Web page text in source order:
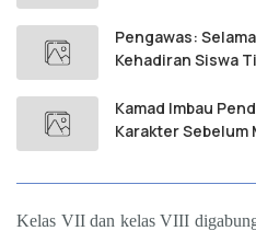
Pengawas:
Kehadiran Siswa
Kamad Imbau
Karakter Sebelum
Kelas VII dan kelas VIII